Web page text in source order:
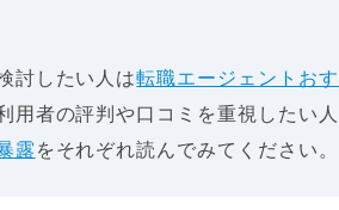
討したい人は転職エージェントお
用者の評判や口コミを重視したい
露 をそれぞれ読んでみてください。